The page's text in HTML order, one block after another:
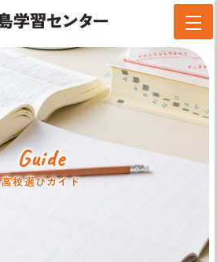
Guide
高校選びガイド